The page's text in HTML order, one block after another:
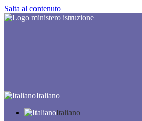
Salta al contenuto
Italiano
Italiano